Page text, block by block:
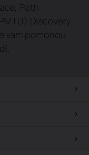
Path
Discovery
vám pomohou